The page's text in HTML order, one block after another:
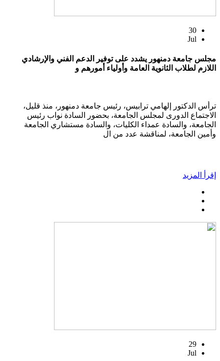
30
Jul
مجلس جامعة دمنهور يشدد على توفير الدعم الفني والإرشادي
اللازم لطلاب الثانوية العامة وأولياء أمورهم و
ترأس الدكتور إلهامي ترابيس، رئيس جامعة دمنهور، منذ قليل،
الاجتماع الدورى لمجلس الجامعة، بحضور السادة نواب رئيس
الجامعة، والسادة عمداء الكليات، والسادة مستشاري الجامعة
وأمين الجامعة، لمناقشة عدد من ال
إقرأ المزيد
29
Jul